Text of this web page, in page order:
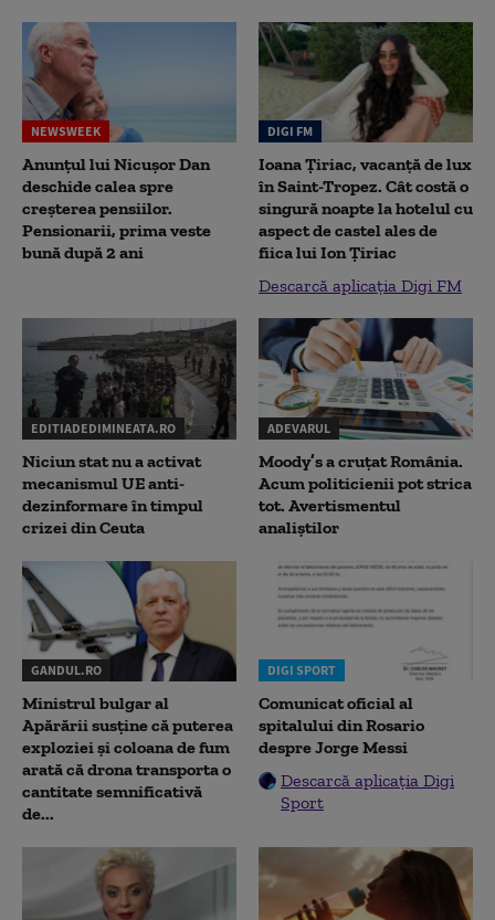
NEWSWEEK
Anunțul lui Nicușor Dan
deschide calea spre
creșterea pensiilor.
Pensionarii, prima veste
bună după 2 ani
DIGI FM
Ioana Țiriac, vacanță de lux
în Saint-Tropez. Cât costă o
singură noapte la hotelul cu
aspect de castel ales de
fiica lui Ion Țiriac
Descarcă aplicația Digi FM
EDITIADEDIMINEATA.RO
Niciun stat nu a activat
mecanismul UE anti-
dezinformare în timpul
crizei din Ceuta
ADEVARUL
Moody’s a cruțat România.
Acum politicienii pot strica
tot. Avertismentul
analiștilor
GANDUL.RO
Ministrul bulgar al
Apărării susține că puterea
exploziei și coloana de fum
arată că drona transporta o
cantitate semnificativă
de...
DIGI SPORT
Comunicat oficial al
spitalului din Rosario
despre Jorge Messi
Descarcă aplicația Digi
Sport